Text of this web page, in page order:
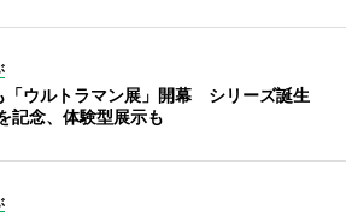
「ウルトラマン展」開幕 シリーズ誕生
記念、体験型展示も